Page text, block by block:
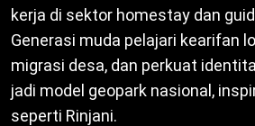
kerja di sektor homestay dan
Generasi muda pelajari kearifan
migrasi desa, dan perkuat
jadi model geopark nasional,
seperti Rinjani.